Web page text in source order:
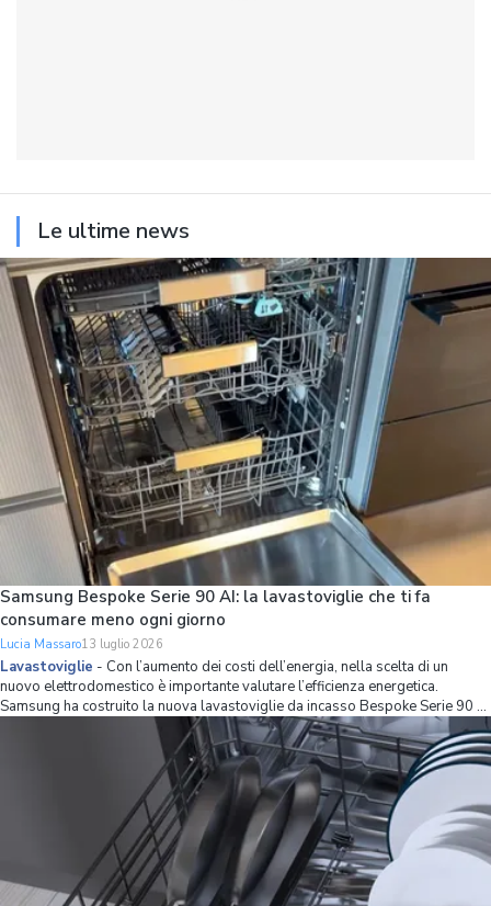
Le ultime news
Samsung Bespoke Serie 90 AI: la lavastoviglie che ti fa
consumare meno ogni giorno
Lucia Massaro13 luglio 2026
Lavastoviglie - Con l’aumento dei costi dell’energia, nella scelta di un
nuovo elettrodomestico è importante valutare l’efficienza energetica.
Samsung ha costruito la nuova lavastoviglie da incasso Bespoke Serie 90 AI
partendo proprio da questo principio, combinando una classe energetica A